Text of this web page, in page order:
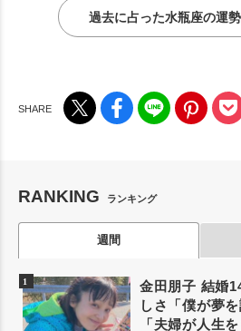
過去に占った水瓶座の運
RANKING ランキング
週間
金田朋子 結婚
しさ「僕が夢
「夫婦が人生